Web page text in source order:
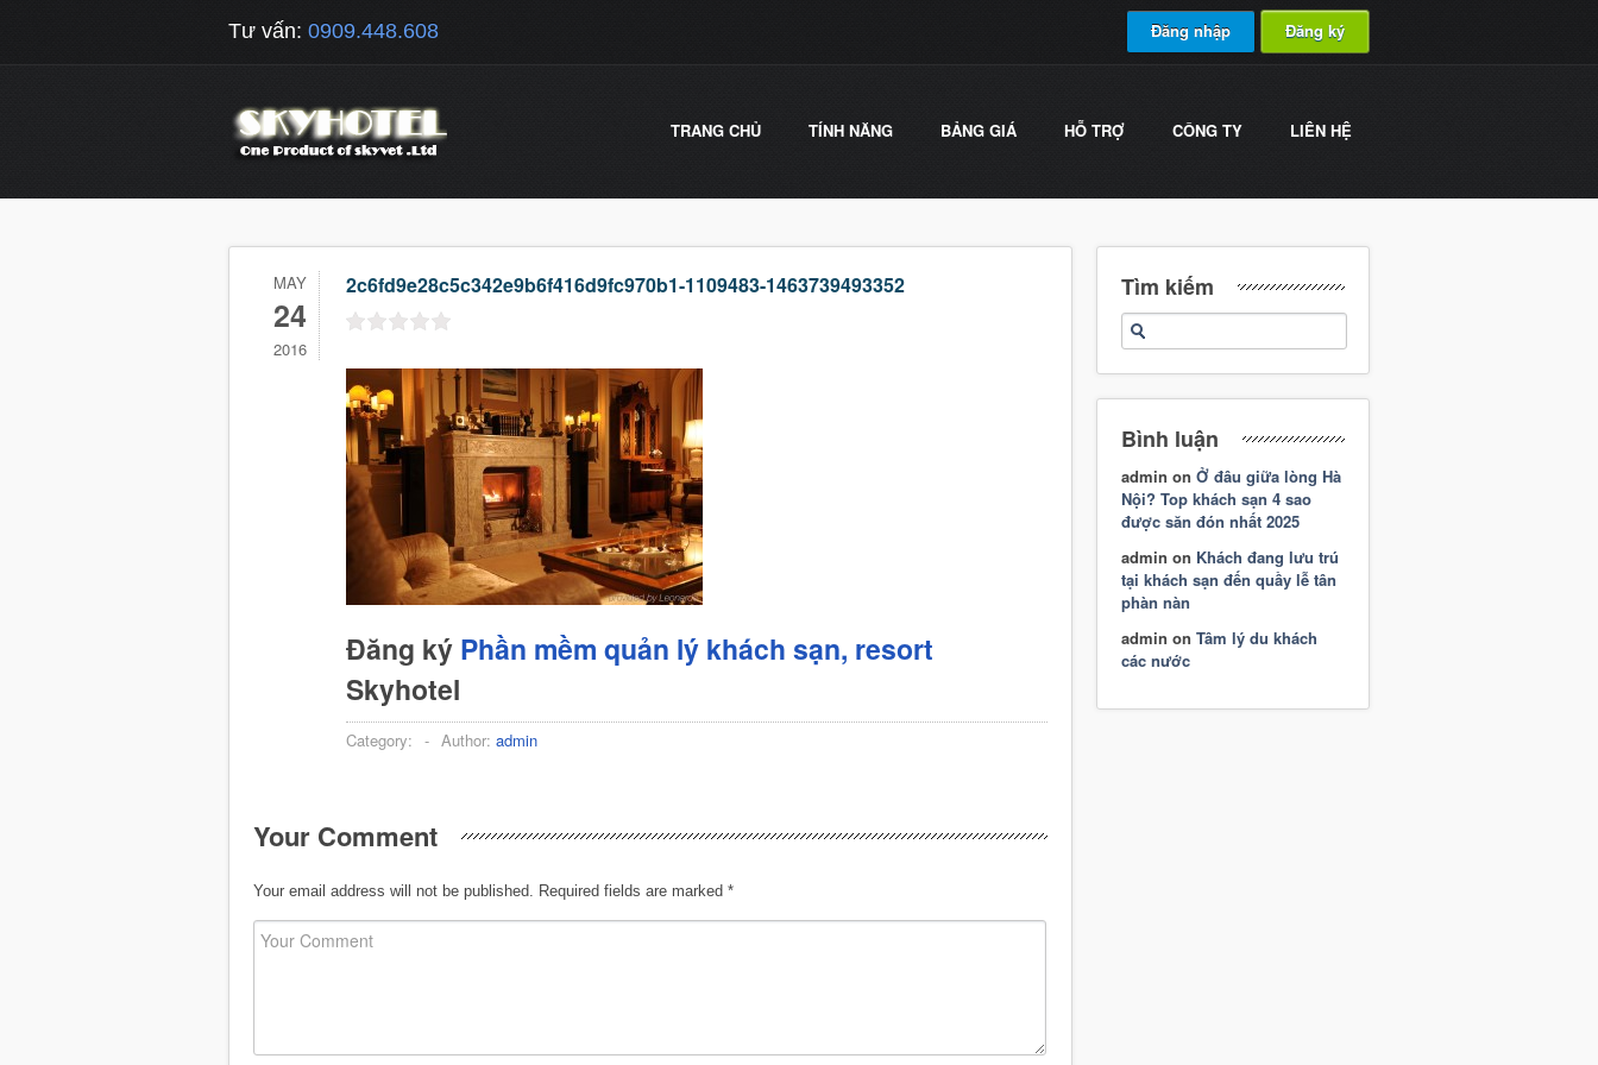
Tư vấn: 0909.448.608 Đăng nhập Đăng ký
TRANG CHỦ TÍNH NĂNG BẢNG GIÁ HỖ TRỢ CÔNG TY LIÊN HỆ
MAY
24
2016
2c6fd9e28c5c342e9b6f416d9fc970b1-1109483-1463739493352
Đăng ký Phần mềm quản lý khách sạn, resort
Skyhotel
Category: - Author: admin
Your Comment
Your email address will not be published. Required fields are marked *
Tìm kiếm
Bình luận
admin on Ở đâu giữa lòng Hà
Nội? Top khách sạn 4 sao
được săn đón nhất 2025
admin on Khách đang lưu trú
tại khách sạn đến quầy lễ tân
phàn nàn
admin on Tâm lý du khách
các nước